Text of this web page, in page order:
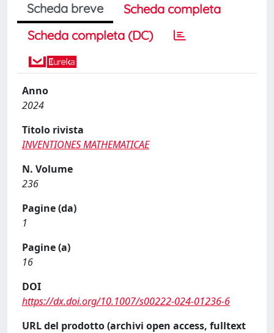
Scheda breve
Scheda completa
Scheda completa (DC)
Anno
2024
Titolo rivista
INVENTIONES MATHEMATICAE
N. Volume
236
Pagine (da)
1
Pagine (a)
16
DOI
https://dx.doi.org/10.1007/s00222-024-01236-6
URL del prodotto (archivi open access, fulltext